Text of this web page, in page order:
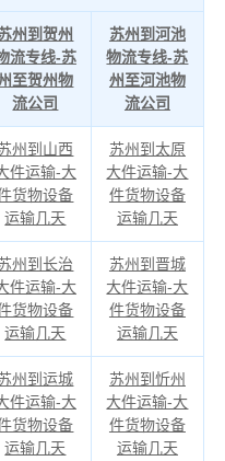
州到贺州
流专线-苏
至贺州物
流公司
苏州到河池
物流专线-苏
州至河池物
流公司
州到山西
件运输-大
货物设备
运输几天
苏州到太原
大件运输-大
件货物设备
运输几天
州到长治
件运输-大
货物设备
运输几天
苏州到晋城
大件运输-大
件货物设备
运输几天
州到运城
件运输-大
货物设备
运输几天
苏州到忻州
大件运输-大
件货物设备
运输几天